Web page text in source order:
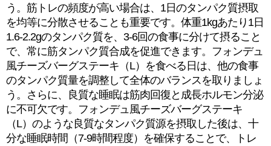
う。筋トレの頻度が高い場合は、1日のタンパク質摂取
を均等に分散させることも重要です。体重1kgあたり1日
1.6-2.2gのタンパク質を、3-6回の食事に分けて摂ること
で、常に筋タンパク質合成を促進できます。フォンデュ
風チーズバーグステーキ（L）を食べる日は、他の食事
のタンパク質量を調整して全体のバランスを取りましょ
う。さらに、良質な睡眠は筋肉回復と成長ホルモン分泌
に不可欠です。フォンデュ風チーズバーグステーキ
（L）のような良質なタンパク質源を摂取した後は、十
分な睡眠時間（7-9時間程度）を確保することで、トレ